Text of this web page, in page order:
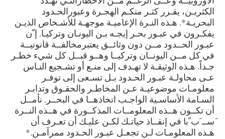
الكثريـن، يقـرر كثـر منكـم الهجـرة وعبورالحـدود
البحريـة*. هـذه النـرة الإعاميـة موجهـة للأشـخاص الذيـن
يفكـرون في عبـور بحـر إيجـه بـن اليونـان وتركيـا. إ ّن
عبـور الحــدود مــن دون وثائــق يعتبرمخالفــة قانونيــة
في كل مــن اليونــان وتركيــا وهــو قبــل كل شيء خطـر
جـداً. هـذه الوثيقـة لا تهـدف إلى منـع أو تشـجيع النـاس
عـى محاولـة عبـور الحـدود بـل تسـعى إلى توفـر
معلومـات موضوعيـة عـن المخاطـر والحقـوق وتدابـر
السـامة الأساسـية الواجـب اتخاذهــا في البحــر. نأمــل
أن تكــون هــذه المعلومــات المذكــورة في هــذه النــرة
َســ َب ًبا في إنقــاذ حياتـك لكـن عليـك أن تعـرف أن
هـذه المعلومـات لـن تجعـل عبـور الحـدود ممرآمـن.*